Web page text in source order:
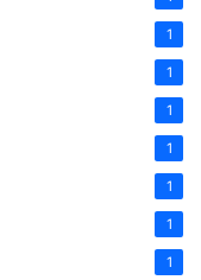
1
1
1
1
1
1
1